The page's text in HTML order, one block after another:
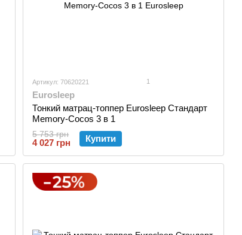
Артикул: 70620221 1
Eurosleep
Тонкий матрац-топпер Eurosleep Стандарт
Memory-Cocos 3 в 1
5 753 грн
4 027 грн Купити